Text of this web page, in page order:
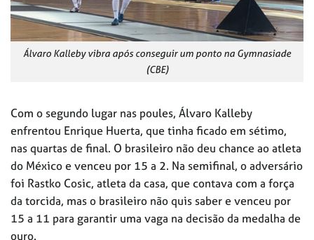
Álvaro Kalleby vibra após conseguir um ponto na Gymnasiade
(CBE)
Com o segundo lugar nas poules, Álvaro Kalleby
enfrentou Enrique Huerta, que tinha ficado em sétimo,
nas quartas de final. O brasileiro não deu chance ao atleta
do México e venceu por 15 a 2. Na semifinal, o adversário
foi Rastko Cosic, atleta da casa, que contava com a força
da torcida, mas o brasileiro não quis saber e venceu por
15 a 11 para garantir uma vaga na decisão da medalha de
ouro.